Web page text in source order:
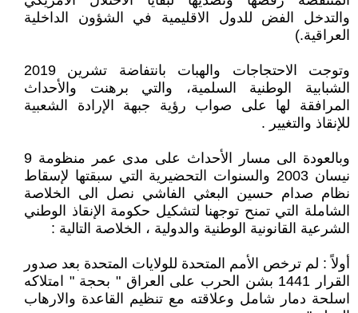
والتدخل الفض للدول الاقليمية في الشؤون الداخلية
العراقية.)
وتوجت الاحتجاجات والهبات بانتفاضة تشرين 2019
الشبابية الوطنية السلمية، والتي برهنت والأحداث
المرافقة لها على صواب رؤية جبهة الإرادة الشعبية
للإنقاذ والتغيير .
وبالعودة الى مسار الأحداث على مدى عمر منظومة 9
نيسان 2003 والسنوات التحضيرية التي سبقتها لإسقاط
نظام صدام حسين البعثي الفاشي نصل الى الخلاصة
الشاملة التي تمنح توجهنا لتشكيل حكومة الإنقاذ الوطني
الشرعية القانونية الوطنية والدولية ، الخلاصة التالية :
أولاً : لم ترخص الأمم المتحدة للولايات المتحدة بعد صدور
القرار 1441 بشن الحرب على العراق " بحجة " امتلاكه
اسلحة دمار شامل وعلاقته مع تنظيم القاعدة والارهاب